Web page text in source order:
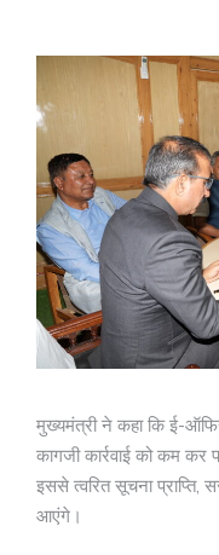
मुख्यमंत्री ने कहा कि ई-
कागजी कार्रवाई को कम
इससे त्वरित सूचना प्राप्ति,
आएंगे।